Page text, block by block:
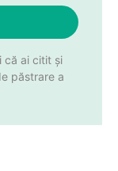
că ai citit și
păstrare a